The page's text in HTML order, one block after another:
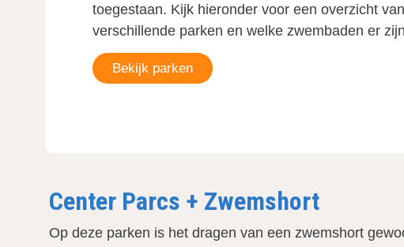
toegestaan. Kijk hieronder voor een overzicht van
verschillende parken en welke zwembaden er
Bekijk parken
Center Parcs + Zwemshort
Op deze parken is het dragen van een zwemshort